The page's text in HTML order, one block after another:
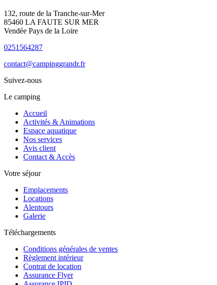
132, route de la Tranche-sur-Mer
85460 LA FAUTE SUR MER
Vendée Pays de la Loire
0251564287
contact@campinggrandr.fr
Suivez-nous
Le camping
Accueil
Activités & Animations
Espace aquatique
Nos services
Avis client
Contact & Accès
Votre séjour
Emplacements
Locations
Alentours
Galerie
Téléchargements
Conditions générales de ventes
Règlement intérieur
Contrat de location
Assurance Flyer